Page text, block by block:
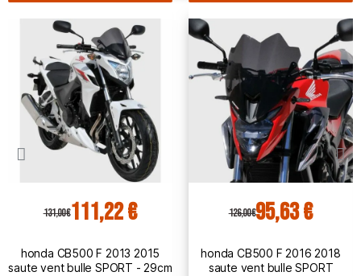
131,00 €111,22 €
honda CB500 F 2013 2015
saute vent bulle SPORT - 29cm
126,00 €95,63 €
honda CB500 F 2016 2018
saute vent bulle SPORT